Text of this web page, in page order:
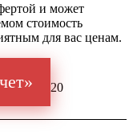
Ст 10-20
и может
стоимость
для вас ценам.